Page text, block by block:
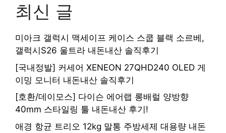
최신 글
미아크 갤럭시 맥세이프 케이스 스쿱 블랙 소르베,
갤럭시S26 울트라 내돈내산 솔직후기
[국내정발] 커세어 XENEON 27QHD240 OLED 게
이밍 모니터 내돈내산 솔직후기
[호환/데이모스] 다이슨 에어랩 롱배럴 양방향
40mm 스타일링 툴 내돈내산 후기!
애경 항균 트리오 12kg 말통 주방세제 대용량 내돈